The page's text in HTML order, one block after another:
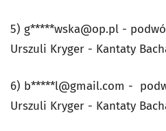
5) g*****wska@op.pl -
Urszuli Kryger - Kantaty
6) b*****l@gmail.com -
Urszuli Kryger - Kantaty